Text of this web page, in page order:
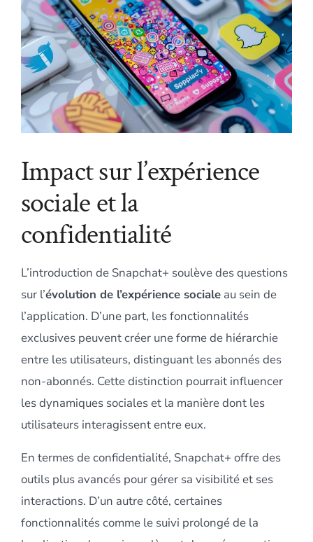
Impact sur l’expérience
sociale et la
confidentialité
L’introduction de Snapchat+ soulève des questions
sur l’évolution de l’expérience socialeau sein de
l’application. D’une part, les fonctionnalités
exclusives peuvent créer une forme de hiérarchie
entre les utilisateurs, distinguant les abonnés des
non-abonnés. Cette distinction pourrait influencer
les dynamiques sociales et la manière dont les
utilisateurs interagissent entre eux.
En termes de confidentialité, Snapchat+ offre des
outils plus avancés pour gérer sa visibilité et ses
interactions. D’un autre côté, certaines
fonctionnalités comme le suivi prolongé de la